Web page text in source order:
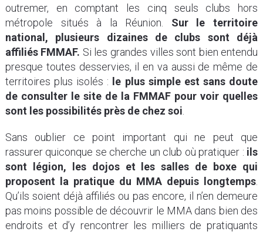
outremer, en comptant les cinq seuls clubs hors
métropole situés à la Réunion. Sur le territoire
national, plusieurs dizaines de clubs sont déjà
affiliés FMMAF. Si les grandes villes sont bien entendu
presque toutes desservies, il en va aussi de même de
territoires plus isolés :
le plus simple est sans doute
de consulter le site de la FMMAF pour voir quelles
sont les possibilités près de chez soi
Sans oublier ce point important qui ne peut que
rassurer quiconque se cherche un club où pratiquer : ils
sont légion, les dojos et les salles de boxe qui
proposent la pratique du MMA depuis longtemps
Qu’ils soient déjà affiliés ou pas encore, il n’en demeure
pas moins possible de découvrir le MMA dans bien des
endroits et d’y rencontrer les milliers de pratiquants